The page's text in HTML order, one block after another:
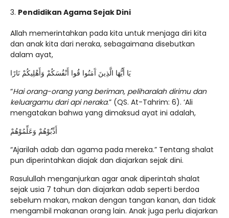
Pendidikan Agama Sejak Dini
Allah memerintahkan pada kita untuk menjaga diri kita
dan anak kita dari neraka, sebagaimana disebutkan
dalam ayat,
يَا أَيُّهَا الَّذِينَ آَمَنُوا قُوا أَنْفُسَكُمْ وَأَهْلِيكُمْ نَارًا
“Hai orang-orang yang beriman, peliharalah dirimu dan
keluargamu dari api neraka.” (QS. At-Tahrim: 6). ‘Ali
mengatakan bahwa yang dimaksud ayat ini adalah,
أَدِّبُوْهُمْ وَعَلِّمُوْهُمْ
“Ajarilah adab dan agama pada mereka.” Tentang shalat
pun diperintahkan diajak dan diajarkan sejak dini.
Rasulullah menganjurkan agar anak diperintah shalat
sejak usia 7 tahun dan diajarkan adab seperti berdoa
sebelum makan, makan dengan tangan kanan, dan tidak
mengambil makanan orang lain. Anak juga perlu diajarkan